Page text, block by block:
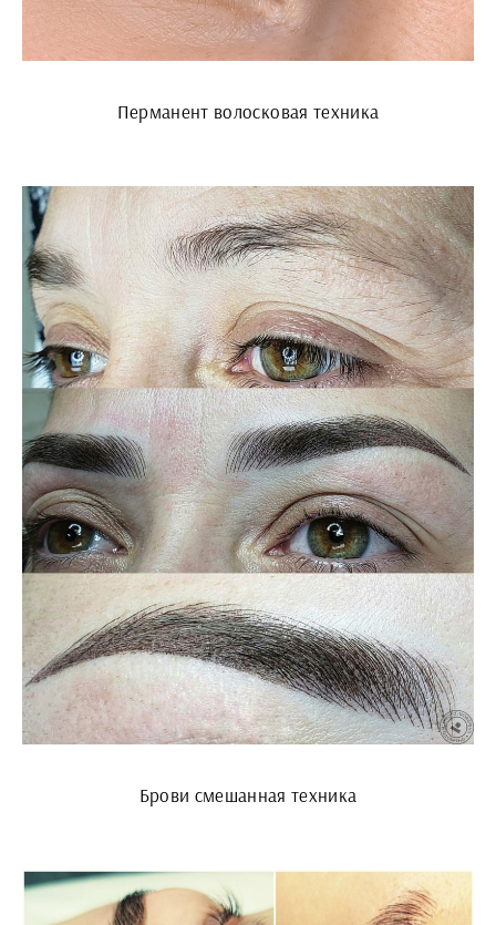
Перманент волосковая техника
Брови смешанная техника